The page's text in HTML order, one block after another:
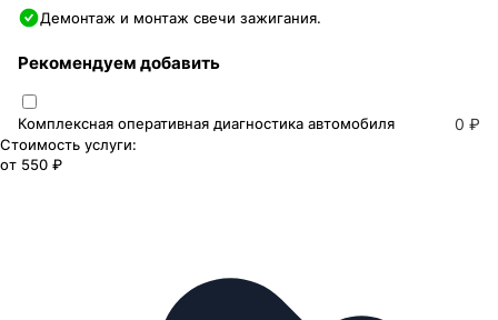
Демонтаж и монтаж свечи зажигания.
Рекомендуем добавить
Комплексная оперативная диагностика автомобиля 0 ₽
Стоимость услуги:
от 550 ₽